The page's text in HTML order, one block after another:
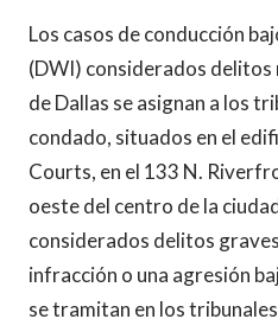
Los casos de conducción
(DWI) considerados delitos
de Dallas se asignan a los
condado, situados en el
Courts, en el 133 N.
oeste del centro de la
considerados delitos
infracción o una agresión
se tramitan en los